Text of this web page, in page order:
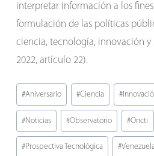
interpretar información a los
formulación de las políticas
ciencia, tecnología, innovación y
2022, artículo 22).
Etiquetas
de
la
entrada:
#Aniversario #Ciencia #
#Noticias #Observatorio #Oncti
#Prospectiva Tecnológica #